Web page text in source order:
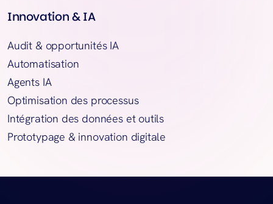
Innovation & IA
Audit & opportunités IA
Automatisation
Agents IA
Optimisation des processus
Intégration des données et outils
Prototypage & innovation digitale